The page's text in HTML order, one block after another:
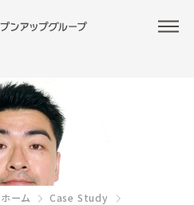
ホーム
Case Study